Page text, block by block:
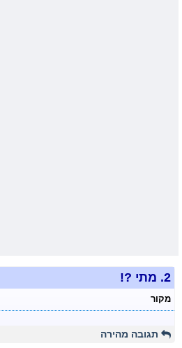
2. מתי ?!
מקור
תגובה מהירה